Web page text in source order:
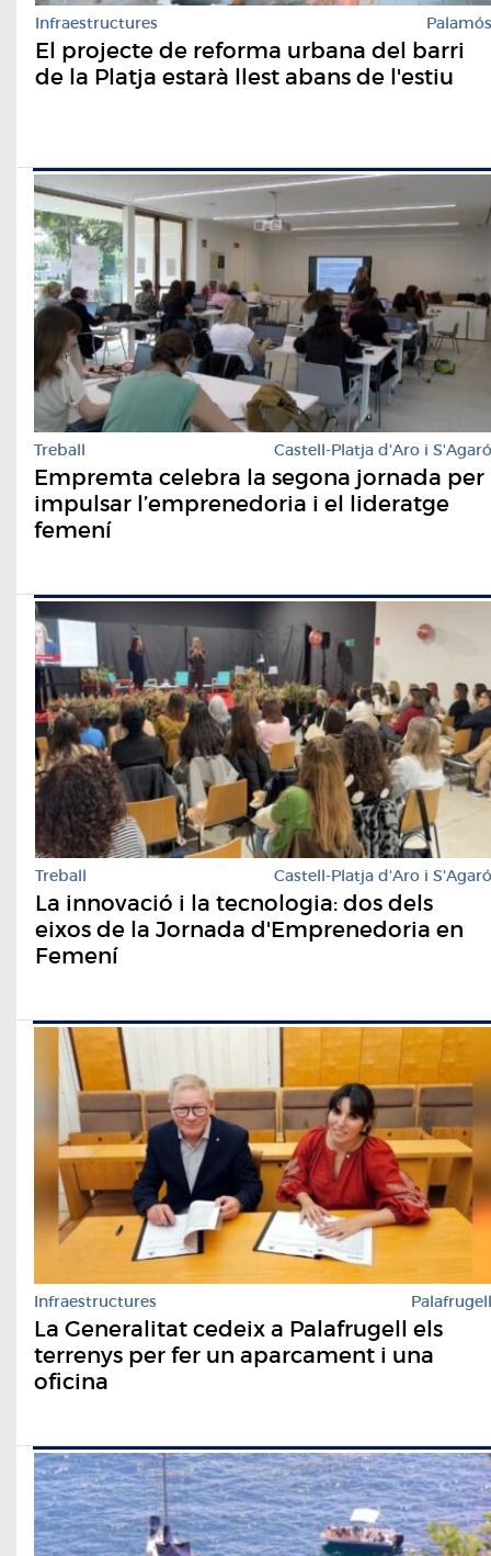
Infraestructures Palamós
El projecte de reforma urbana del barri
de la Platja estarà llest abans de l'estiu
Treball Castell-Platja d'Aro i S'Agaró
Empremta celebra la segona jornada per
impulsar l’emprenedoria i el lideratge
femení
Treball Castell-Platja d'Aro i S'Agaró
La innovació i la tecnologia: dos dels
eixos de la Jornada d'Emprenedoria en
Femení
Infraestructures Palafrugell
La Generalitat cedeix a Palafrugell els
terrenys per fer un aparcament i una
oficina